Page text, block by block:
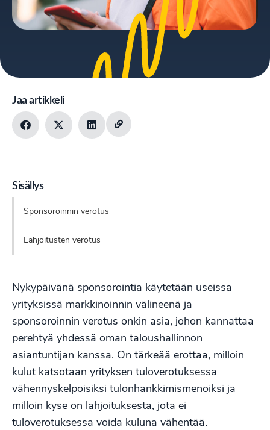
Jaa artikkeli
Sisällys
Sponsoroinnin verotus
Lahjoitusten verotus
Nykypäivänä sponsorointia käytetään useissa
yrityksissä markkinoinnin välineenä ja
sponsoroinnin verotus onkin asia, johon kannattaa
perehtyä yhdessä oman taloushallinnon
asiantuntijan kanssa. On tärkeää erottaa, milloin
kulut katsotaan yrityksen tuloverotuksessa
vähennyskelpoisiksi tulonhankkimismenoiksi ja
milloin kyse on lahjoituksesta, jota ei
tuloverotuksessa voida kuluna vähentää.